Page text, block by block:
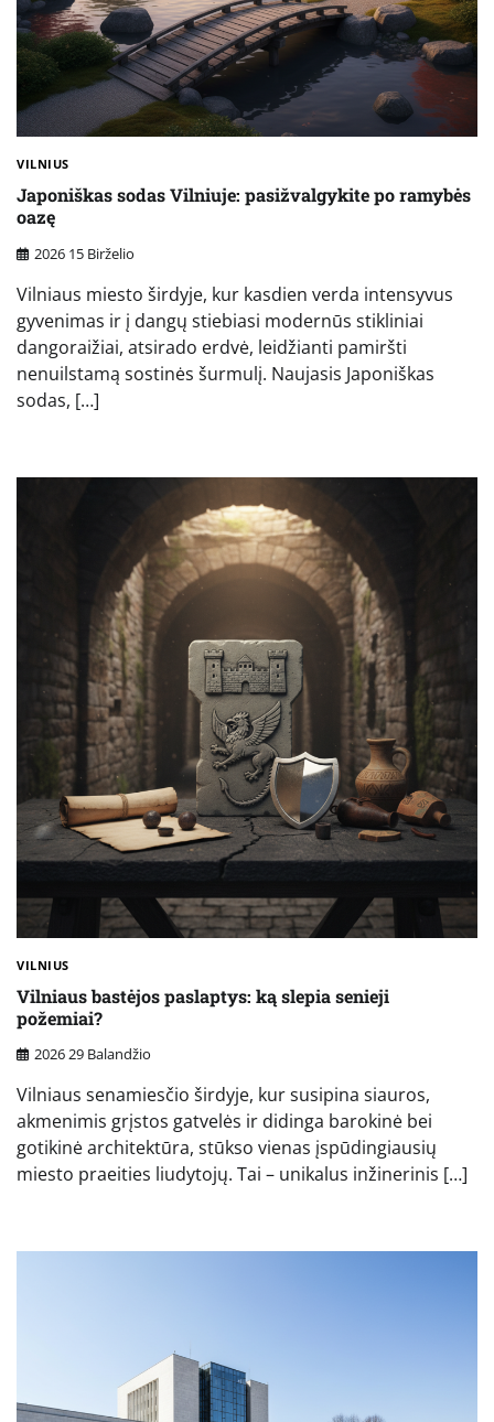
VILNIUS
Japoniškas sodas Vilniuje: pasižvalgykite po ramybės
oazę
2026 15 Birželio
Vilniaus miesto širdyje, kur kasdien verda intensyvus
gyvenimas ir į dangų stiebiasi modernūs stikliniai
dangoraižiai, atsirado erdvė, leidžianti pamiršti
nenuilstamą sostinės šurmulį. Naujasis Japoniškas
sodas, […]
VILNIUS
Vilniaus bastėjos paslaptys: ką slepia senieji
požemiai?
2026 29 Balandžio
Vilniaus senamiesčio širdyje, kur susipina siauros,
akmenimis grįstos gatvelės ir didinga barokinė bei
gotikinė architektūra, stūkso vienas įspūdingiausių
miesto praeities liudytojų. Tai – unikalus inžinerinis […]